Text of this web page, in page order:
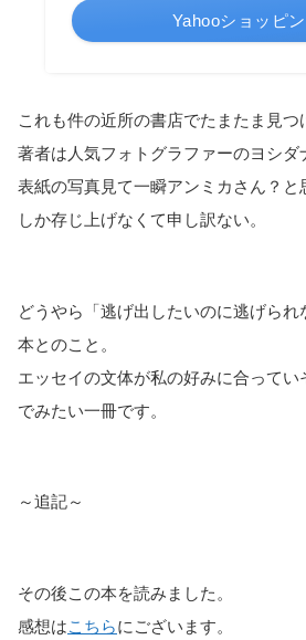
Yahooショッピ
これも件の近所の書店でたまたま見つ
著者は人気フォトグラファーのヨシダ
表紙の写真見て一瞬アンミカさん？と
しか存じ上げなくて申し訳ない。
どうやら「逃げ出したいのに逃げら
本とのこと。
エッセイの文体が私の好みに合ってい
でみたい一冊です。
～追記～
その後この本を読みました。
感想はこちらにございます。